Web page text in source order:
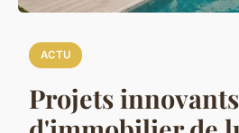
ACTU
Projets innovants